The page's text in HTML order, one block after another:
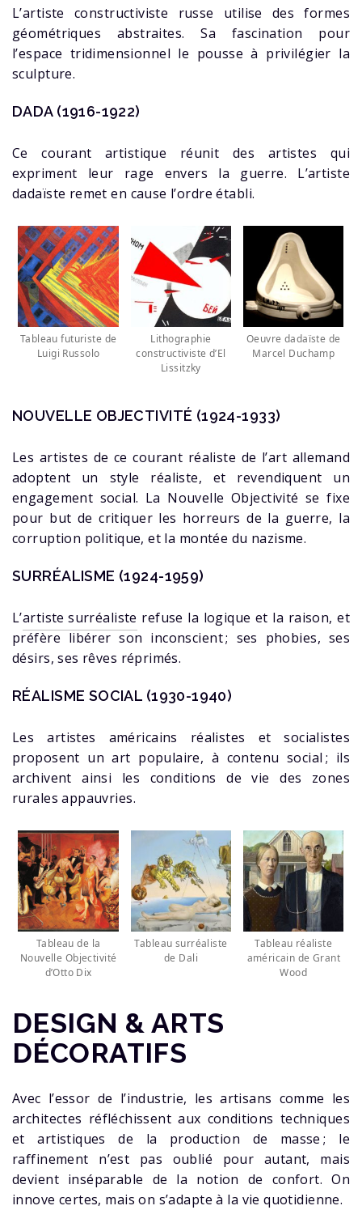
L’artiste constructiviste russe utilise des formes
géométriques abstraites. Sa fascination pour
l’espace tridimensionnel le pousse à privilégier la
sculpture.
DADA (1916-1922)
Ce courant artistique réunit des artistes qui
expriment leur rage envers la guerre. L’artiste
dadaïste remet en cause l’ordre établi.
Tableau futuriste de
Luigi Russolo
Lithographie
constructiviste d’El
Lissitzky
Oeuvre dadaïste de
Marcel Duchamp
NOUVELLE OBJECTIVITÉ (1924-1933)
Les artistes de ce courant réaliste de l’art allemand
adoptent un style réaliste, et revendiquent un
engagement social. La Nouvelle Objectivité se fixe
pour but de critiquer les horreurs de la guerre, la
corruption politique, et la montée du nazisme.
SURRÉALISME (1924-1959)
L’artiste surréaliste refuse la logique et la raison, et
préfère libérer son inconscient ; ses phobies, ses
désirs, ses rêves réprimés.
RÉALISME SOCIAL (1930-1940)
Les artistes américains réalistes et socialistes
proposent un art populaire, à contenu social ; ils
archivent ainsi les conditions de vie des zones
rurales appauvries.
Tableau de la
Nouvelle Objectivité
d’Otto Dix
Tableau surréaliste
de Dali
Tableau réaliste
américain de Grant
Wood
DESIGN & ARTS
DÉCORATIFS
Avec l’essor de l’industrie, les artisans comme les
architectes réfléchissent aux conditions techniques
et artistiques de la production de masse ; le
raffinement n’est pas oublié pour autant, mais
devient inséparable de la notion de confort. On
innove certes, mais on s’adapte à la vie quotidienne.